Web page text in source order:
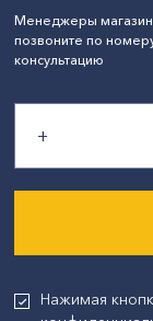
Менеджеры
позвоните по
консультацию
Нажимая